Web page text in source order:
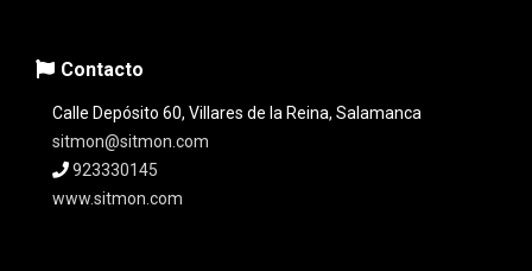
Contacto
Calle Depósito 60, Villares de la Reina, Salamanca
sitmon@sitmon.com
923330145
www.sitmon.com